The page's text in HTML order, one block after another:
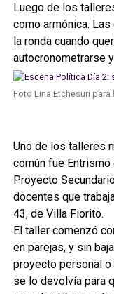
Luego de los
como armónica.
la ronda cuando
autocronometrarse
Foto Lina Etchesuri para
Uno de los talleres
común fue
Proyecto
docentes que
43, de Villa Fiorito.
El taller comenzó
en parejas, y sin
proyecto personal
se lo devolvía para